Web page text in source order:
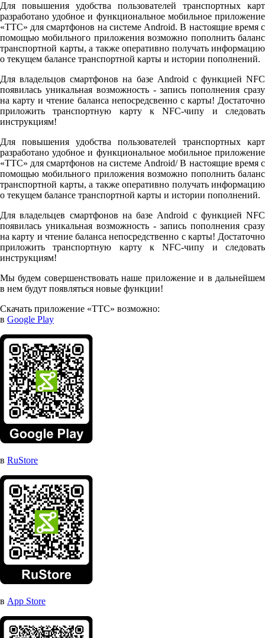
Для повышения удобства пользователей транспортных карт
разработано удобное и функциональное мобильное приложение
«ТТС» для смартфонов на системе Android. В настоящие время с
помощью мобильного приложения возможно пополнить баланс
транспортной карты, а также оперативно получать информацию
о текущем балансе транспортной карты и истории пополнений.
Для владельцов смартфонов на базе Android с функцией NFC
появилась уникальная возможность - запись пополнения сразу
на карту и чтение баланса непосредсвенно с карты! Достаточно
приложить транспортную карту к NFC-чипу и следовать
инструкциям!
Для повышения удобства пользователей транспортных карт
разработано удобное и функциональное мобильное приложение
«ТТС» для смартфонов на системе Android/ В настоящие время с
помощью мобильного приложения возможно пополнить баланс
транспортной карты, а также оперативно получать информацию
о текущем балансе транспортной карты и истории пополнений.
Для владельцев смартфонов на базе Android с функцией NFC
появилась уникальная возможность - запись пополнения сразу
на карту и чтение баланса непосредственно с карты! Достаточно
приложить транспортную карту к NFC-чипу и следовать
инструкциям!
Мы будем совершенствовать наше приложение и в дальнейшем
в нем будут появляться новые функции!
Скачать приложение «ТТС» возможно:
в Google Play
в RuStore
в App Store